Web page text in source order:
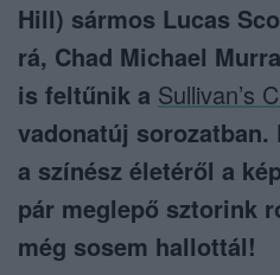
Hill) sármos Lucas
rá, Chad Michael
is feltűnik a Sullivan’s
vadonatúj
a színész életéről a
pár meglepő sztorink
még sosem hallottál!